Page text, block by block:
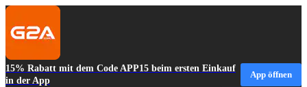
15% Rabatt mit dem Code APP15 beim ersten Einkauf
in der App
App öffnen